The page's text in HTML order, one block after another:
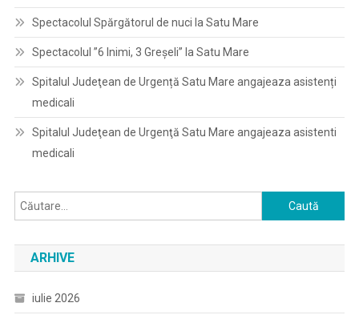
Spectacolul Spărgătorul de nuci la Satu Mare
Spectacolul ”6 Inimi, 3 Greșeli” la Satu Mare
Spitalul Judeţean de Urgență Satu Mare angajeaza asistenți
medicali
Spitalul Judeţean de Urgenţă Satu Mare angajeaza asistenti
medicali
Caută
după:
ARHIVE
iulie 2026